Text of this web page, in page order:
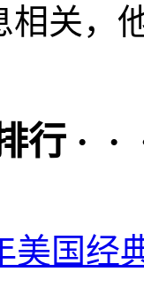
相关，
行 · ·
美国经